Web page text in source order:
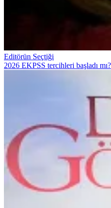
Editörün Seçtiği
2026 EKPSS tercihleri başladı